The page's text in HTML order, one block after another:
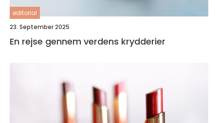
editorial
23. September 2025
En rejse gennem verdens krydderier